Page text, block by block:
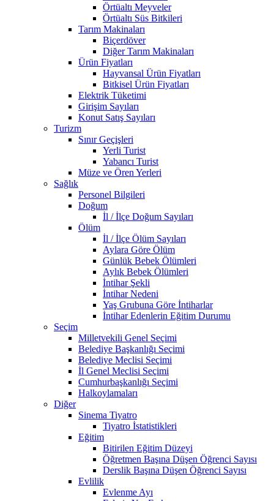
Örtüaltı Meyveler
Örtüaltı Süs Bitkileri
Tarım Makinaları
Biçerdöver
Diğer Tarım Makinaları
Ürün Fiyatları
Hayvansal Ürün Fiyatları
Bitkisel Ürün Fiyatları
Elektrik Tüketimi
Girişim Sayıları
Konut Satış Sayıları
Turizm
Sınır Geçişleri
Yerli Turist
Yabancı Turist
Müze ve Ören Yerleri
Sağlık
Personel Bilgileri
Doğum
İl / İlçe Doğum Sayıları
Ölüm
İl / İlçe Ölüm Sayıları
Aylara Göre Ölüm
Günlük Bebek Ölümleri
Aylık Bebek Ölümleri
İntihar Şekli
İntihar Nedeni
Yaş Grubuna Göre İntiharlar
İntihar Edenlerin Eğitim Durumu
Seçim
Milletvekili Genel Seçimi
Belediye Başkanlığı Seçimi
Belediye Meclisi Seçimi
İl Genel Meclisi Seçimi
Cumhurbaşkanlığı Seçimi
Halkoylamaları
Diğer
Sinema Tiyatro
Tiyatro İstatistikleri
Eğitim
Bitirilen Eğitim Düzeyi
Öğretmen Başına Düşen Öğrenci Sayısı
Derslik Başına Düşen Öğrenci Sayısı
Evlilik
Evlenme Ayı